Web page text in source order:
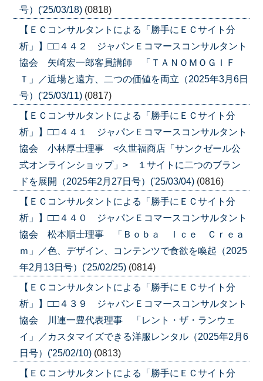
号）('25/03/18) (0818)
【ＥＣコンサルタントによる「勝手にＥＣサイト分
析」】□□４４２ ジャパンＥコマースコンサルタント
協会 矢崎宏一郎客員講師 「ＴＡＮＯＭＯＧＩＦ
Ｔ」／近場と遠方、二つの価値を両立（2025年3月6日
号）('25/03/11) (0817)
【ＥＣコンサルタントによる「勝手にＥＣサイト分
析」】□□４４１ ジャパンＥコマースコンサルタント
協会 小林厚士理事 <久世福商店「サンクゼール公
式オンラインショップ」> １サイトに二つのブラン
ドを展開（2025年2月27日号）('25/03/04) (0816)
【ＥＣコンサルタントによる「勝手にＥＣサイト分
析」】□□４４０ ジャパンＥコマースコンサルタント
協会 松本順士理事 「Ｂｏｂａ Ｉｃｅ Ｃｒｅａ
ｍ」／色、デザイン、コンテンツで食欲を喚起（2025
年2月13日号）('25/02/25) (0814)
【ＥＣコンサルタントによる「勝手にＥＣサイト分
析」】□□４３９ ジャパンＥコマースコンサルタント
協会 川連一豊代表理事 「レント・ザ・ランウェ
イ」／カスタマイズできる洋服レンタル（2025年2月6
日号）('25/02/10) (0813)
【ＥＣコンサルタントによる「勝手にＥＣサイト分